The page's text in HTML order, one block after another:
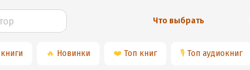
Что выбрать
🔥 Новинки ❤️ Топ книг 🎙 Топ аудиокниг